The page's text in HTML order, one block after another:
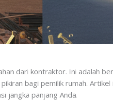
dari kontraktor. Ini adalah
bagi pemilik rumah.
jangka panjang Anda.